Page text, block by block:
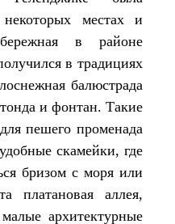
местах и
в районе
в традициях
балюстрада
и фонтан. Такие
пешего променада
скамейки, где
бризом с моря или
платановая аллея,
архитектурные